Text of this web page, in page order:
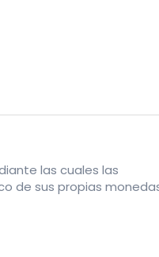
las cuales las
de sus propias